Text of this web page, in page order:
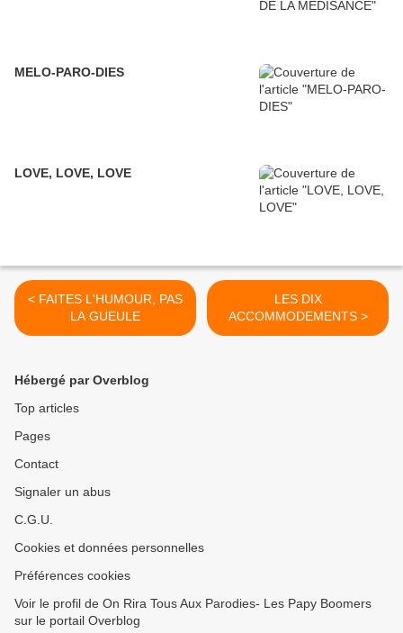
MELO-PARO-DIES
LOVE, LOVE, LOVE
< FAITES L'HUMOUR, PAS
LA GUEULE
LES DIX
ACCOMMODEMENTS >
Hébergé par Overblog
Top articles
Pages
Contact
Signaler un abus
C.G.U.
Cookies et données personnelles
Préférences cookies
Voir le profil de On Rira Tous Aux Parodies- Les Papy Boomers
sur le portail Overblog